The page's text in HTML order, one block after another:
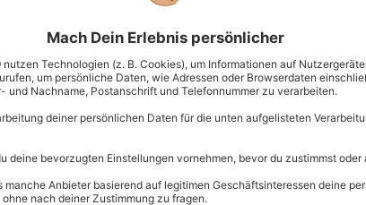
Immer das
Große
Große